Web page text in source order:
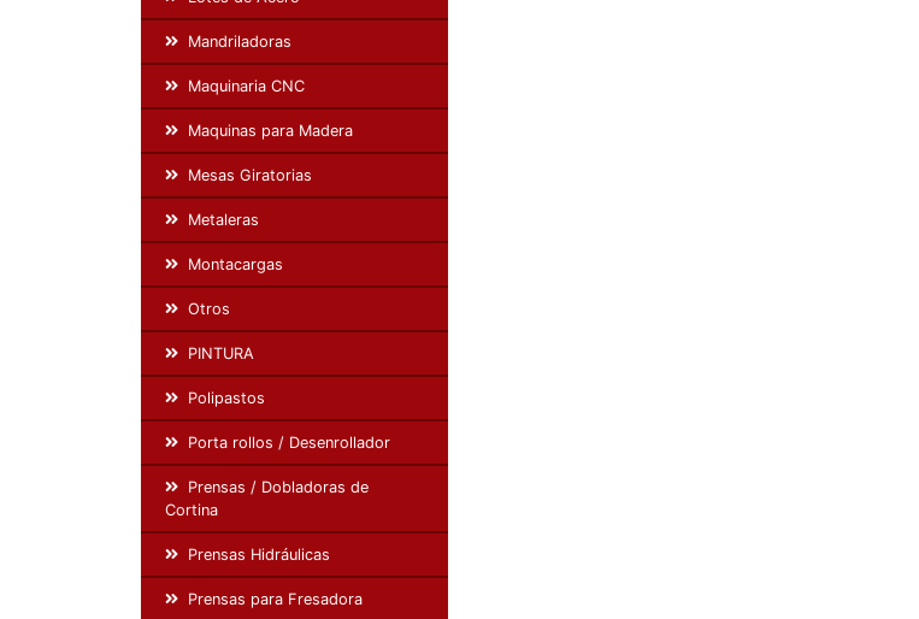
Mandriladoras
Maquinaria CNC
Maquinas para Madera
Mesas Giratorias
Metaleras
Montacargas
Otros
PINTURA
Polipastos
Porta rollos / Desenrollador
Prensas / Dobladoras de
Cortina
Prensas Hidráulicas
Prensas para Fresadora